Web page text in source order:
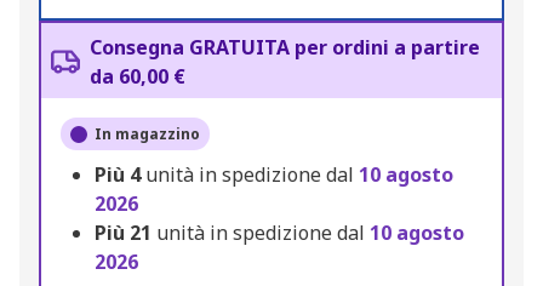
Consegna GRATUITA per ordini a partire
da 60,00 €
In magazzino
Più 4unità in spedizione dal 10 agosto
2026
Più 21 unità in spedizione dal 10 agosto
2026